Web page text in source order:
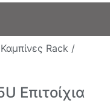
Καμπίνες Rack /
Επιτοίχια